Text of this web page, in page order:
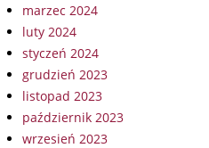
marzec 2024
luty 2024
styczeń 2024
grudzień 2023
listopad 2023
październik 2023
wrzesień 2023